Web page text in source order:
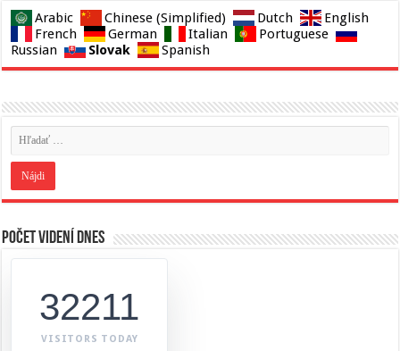
Arabic Chinese (Simplified) Dutch
English
French
German Italian
Portuguese
Russian
Slovak Spanish
Počet videní dnes
32211
VISITORS TODAY